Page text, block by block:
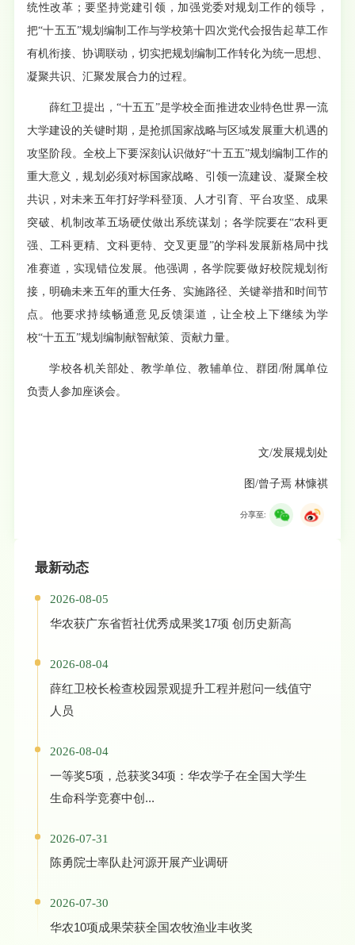
统性改革；要坚持党建引领，加强党委对规划工作的领导，
把“十五五”规划编制工作与学校第十四次党代会报告起草工作
有机衔接、协调联动，切实把规划编制工作转化为统一思想、
凝聚共识、汇聚发展合力的过程。
薛红卫提出，“十五五”是学校全面推进农业特色世界一流
大学建设的关键时期，是抢抓国家战略与区域发展重大机遇的
攻坚阶段。全校上下要深刻认识做好“十五五”规划编制工作的
重大意义，规划必须对标国家战略、引领一流建设、凝聚全校
共识，对未来五年打好学科登顶、人才引育、平台攻坚、成果
突破、机制改革五场硬仗做出系统谋划；各学院要在“农科更
强、工科更精、文科更特、交叉更显”的学科发展新格局中找
准赛道，实现错位发展。他强调，各学院要做好校院规划衔
接，明确未来五年的重大任务、实施路径、关键举措和时间节
点。他要求持续畅通意见反馈渠道，让全校上下继续为学
校“十五五”规划编制献智献策、贡献力量。
学校各机关部处、教学单位、教辅单位、群团/附属单位
负责人参加座谈会。
文/发展规划处
图/曾子焉 林慷祺
分享至:
最新动态
2026-08-05
华农获广东省哲社优秀成果奖17项 创历史新高
2026-08-04
薛红卫校长检查校园景观提升工程并慰问一线值守
人员
2026-08-04
一等奖5项，总获奖34项：华农学子在全国大学生
生命科学竞赛中创...
2026-07-31
陈勇院士率队赴河源开展产业调研
2026-07-30
华农10项成果荣获全国农牧渔业丰收奖